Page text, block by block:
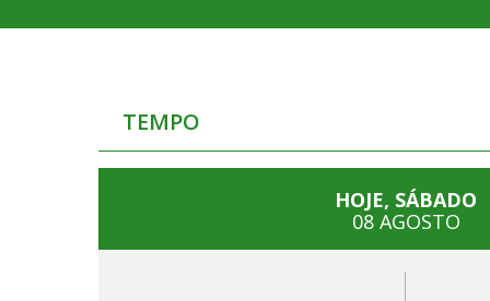
TEMPO
HOJE, SÁBADO
08 AGOSTO